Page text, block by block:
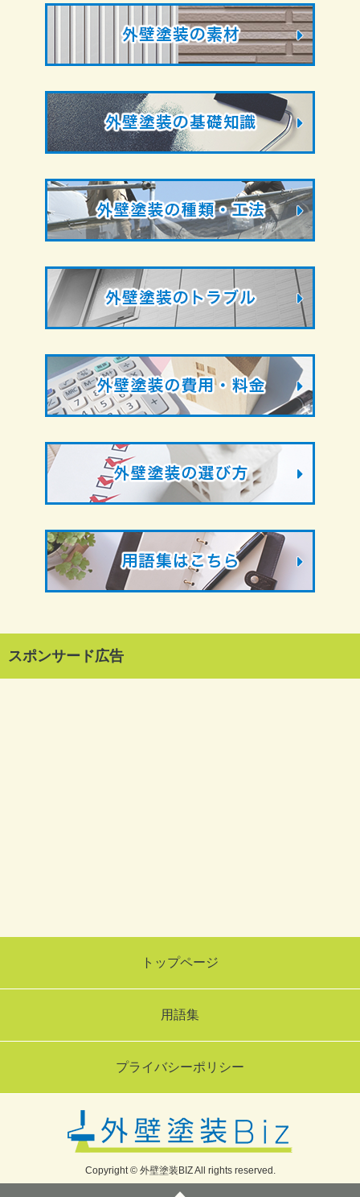
スポンサード広告
トップページ
用語集
プライバシーポリシー
Copyright © 外壁塗装BIZ All rights reserved.